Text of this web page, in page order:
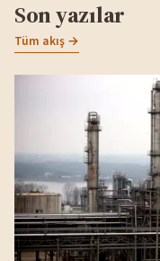
Son yazılar
Tüm akış →